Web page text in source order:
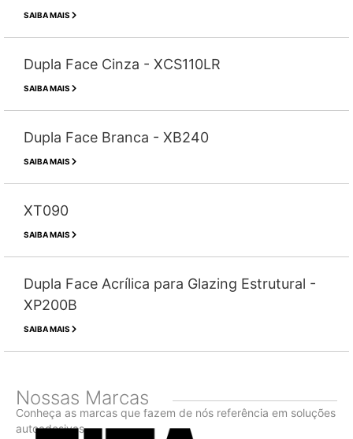
SAIBA MAIS
Dupla Face Cinza - XCS110LR
SAIBA MAIS
Dupla Face Branca - XB240
SAIBA MAIS
XT090
SAIBA MAIS
Dupla Face Acrílica para Glazing Estrutural -
XP200B
SAIBA MAIS
Nossas Marcas
Conheça as marcas que fazem de nós referência em soluções
autoadesivas.